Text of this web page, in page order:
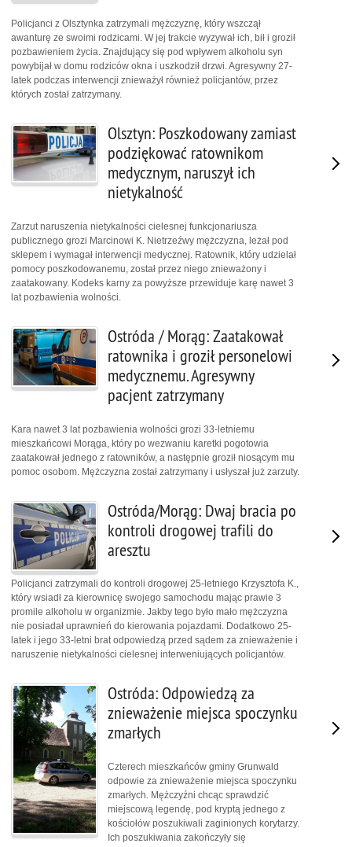
Policjanci z Olsztynka zatrzymali mężczyznę, który wszczął
awanturę ze swoimi rodzicami. W jej trakcie wyzywał ich, bił i groził
pozbawieniem życia. Znajdujący się pod wpływem alkoholu syn
powybijał w domu rodziców okna i uszkodził drzwi. Agresywny 27-
latek podczas interwencji znieważył również policjantów, przez
których został zatrzymany.
Olsztyn: Poszkodowany zamiast
podziękować ratownikom
medycznym, naruszył ich
nietykalność
Zarzut naruszenia nietykalności cielesnej funkcjonariusza
publicznego grozi Marcinowi K. Nietrzeźwy mężczyzna, leżał pod
sklepem i wymagał interwencji medycznej. Ratownik, który udzielał
pomocy poszkodowanemu, został przez niego znieważony i
zaatakowany. Kodeks karny za powyższe przewiduje karę nawet 3
lat pozbawienia wolności.
Ostróda / Morąg: Zaatakował
ratownika i groził personelowi
medycznemu. Agresywny
pacjent zatrzymany
Kara nawet 3 lat pozbawienia wolności grozi 33-letniemu
mieszkańcowi Morąga, który po wezwaniu karetki pogotowia
zaatakował jednego z ratowników, a następnie groził niosącym mu
pomoc osobom. Mężczyzna został zatrzymany i usłyszał już zarzuty.
Ostróda/Morąg: Dwaj bracia po
kontroli drogowej trafili do
aresztu
Policjanci zatrzymali do kontroli drogowej 25-letniego Krzysztofa K.,
który wsiadł za kierownicę swojego samochodu mając prawie 3
promile alkoholu w organizmie. Jakby tego było mało mężczyzna
nie posiadał uprawnień do kierowania pojazdami. Dodatkowo 25-
latek i jego 33-letni brat odpowiedzą przed sądem za znieważenie i
naruszenie nietykalności cielesnej interweniujących policjantów.
Ostróda: Odpowiedzą za
znieważenie miejsca spoczynku
zmarłych
Czterech mieszkańców gminy Grunwald
odpowie za znieważenie miejsca spoczynku
zmarłych. Mężczyźni chcąc sprawdzić
miejscową legendę, pod kryptą jednego z
kościołów poszukiwali zaginionych korytarzy.
Ich poszukiwania zakończyły się